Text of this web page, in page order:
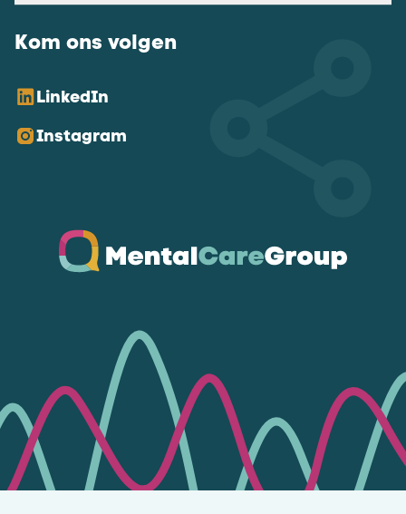
Kom ons volgen
LinkedIn
Instagram